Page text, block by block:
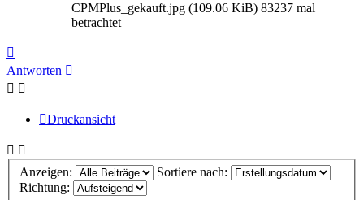
CPMPlus_gekauft.jpg (109.06 KiB) 83237 mal
betrachtet
oben
Antworten
Druckansicht
Anzeigen:
Sortiere nach:
Richtung: